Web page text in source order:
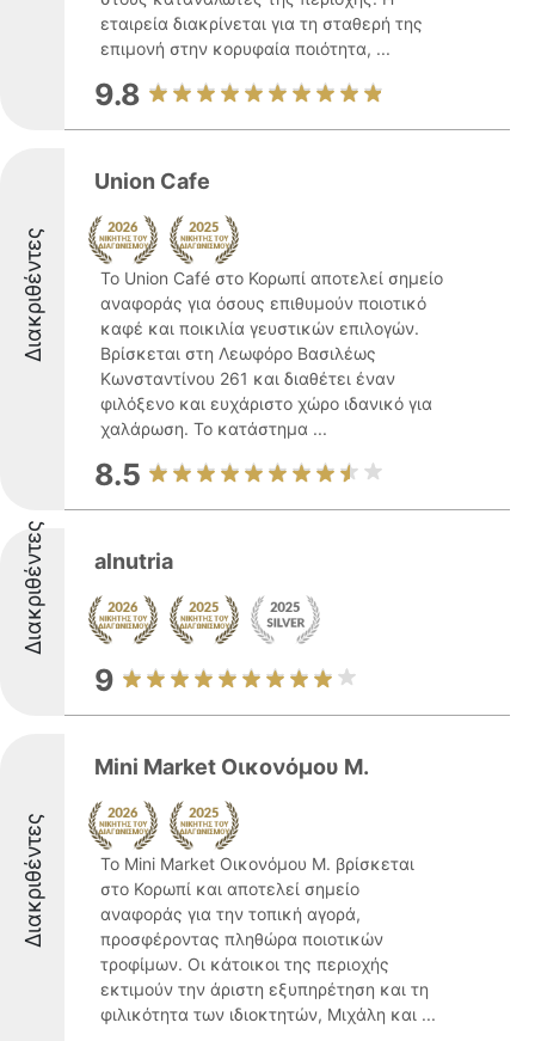
εταιρεία διακρίνεται για τη σταθερή της
επιμονή στην κορυφαία ποιότητα, ...
9.8
Διακριθέντες
Union Cafe
Το Union Café στο Κορωπί αποτελεί σημείο
αναφοράς για όσους επιθυμούν ποιοτικό
καφέ και ποικιλία γευστικών επιλογών.
Βρίσκεται στη Λεωφόρο Βασιλέως
Κωνσταντίνου 261 και διαθέτει έναν
φιλόξενο και ευχάριστο χώρο ιδανικό για
χαλάρωση. Το κατάστημα ...
8.5
Διακριθέντες alnutria
9
Διακριθέντες
Mini Market Οικονόμου Μ.
Το Mini Market Οικονόμου Μ. βρίσκεται
στο Κορωπί και αποτελεί σημείο
αναφοράς για την τοπική αγορά,
προσφέροντας πληθώρα ποιοτικών
τροφίμων. Οι κάτοικοι της περιοχής
εκτιμούν την άριστη εξυπηρέτηση και τη
φιλικότητα των ιδιοκτητών, Μιχάλη και ...